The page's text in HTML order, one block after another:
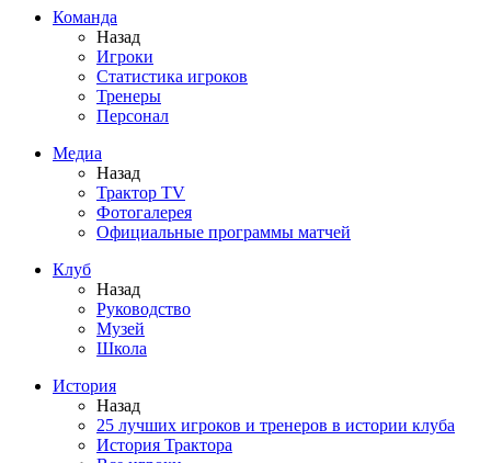
Команда
Назад
Игроки
Статистика игроков
Тренеры
Персонал
Медиа
Назад
Трактор TV
Фотогалерея
Официальные программы матчей
Клуб
Назад
Руководство
Музей
Школа
История
Назад
25 лучших игроков и тренеров в истории клуба
История Трактора